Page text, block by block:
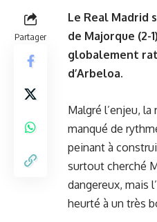
Partager
Le Real Madrid
de Majorque (2-
globalement
d’Arbeloa.
Malgré l’enjeu,
manqué de
peinant à
surtout cherché
dangereux, mais
heurté à un très